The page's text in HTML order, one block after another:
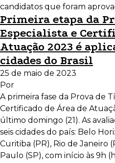
candidatos que foram
Primeira etapa da
Especialista e
Atuação 2023 é
cidades do Brasil
25 de maio de 2023
Por
A primeira fase da Prova de
Certificado de Área de
último domingo (21). As
seis cidades do país: Belo
Curitiba (PR), Rio de Janeiro
Paulo (SP), com início às 9h